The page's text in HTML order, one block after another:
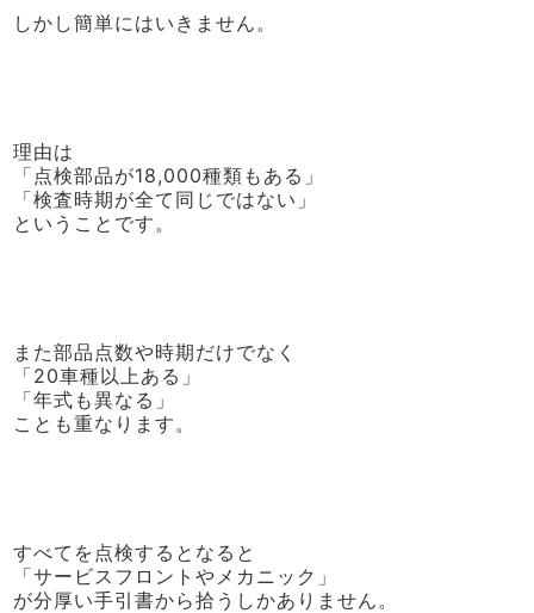
しかし簡単にはいきません。
理由は
「点検部品が18,000種類もある」
「検査時期が全て同じではない」
ということです。
また部品点数や時期だけでなく
「20車種以上ある」
「年式も異なる」
ことも重なります。
すべてを点検するとなると
「サービスフロントやメカニック」
が分厚い手引書から拾うしかありません。